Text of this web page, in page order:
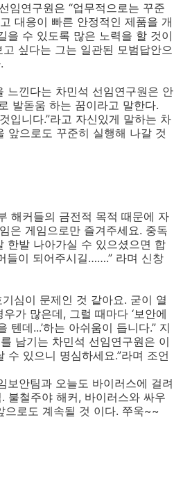
임연구원은 “업무적으로는 꾸준
대응이 빠른 안정적인 제품을 개
을 수 있도록 많은 노력을 할 것이
싶다는 그는 일관된 모범답안으
느낀다는 차민석 선임연구원은 안
발돋움 하는 꿈이라고 말한다.
입니다.”라고 자신있게 말하는 차
앞으로도 꾸준히 실행해 나갈 것
해커들의 금전적 목적 때문에 자
은 게임으로만 즐겨주세요. 중독
한발 나아가실 수 있으셨으면 합
들이 되어주시길…….” 라며 신창
심이 문제인 것 같아요. 굳이 열
가 많은데, 그럴 때마다 ‘보안에
데...’하는 아쉬움이 듭니다.” 지
남기는 차민석 선임연구원은 이
있으니 명심하세요.”라며 조언
보안팀과 오늘도 바이러스에 걸려
불철주야 해커, 바이러스와 싸우
으로도 계속될 것 이다. 쭈욱~~